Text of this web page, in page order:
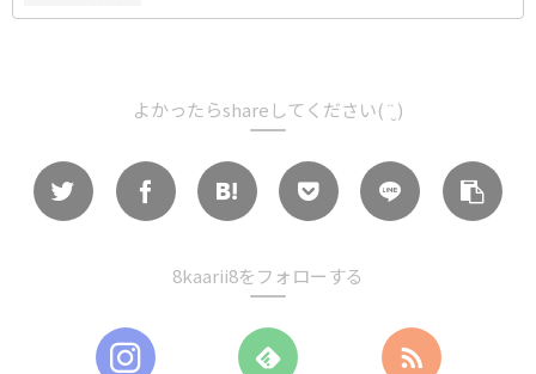
よかったらshareしてください( ¨̮ )
8kaarii8をフォローする